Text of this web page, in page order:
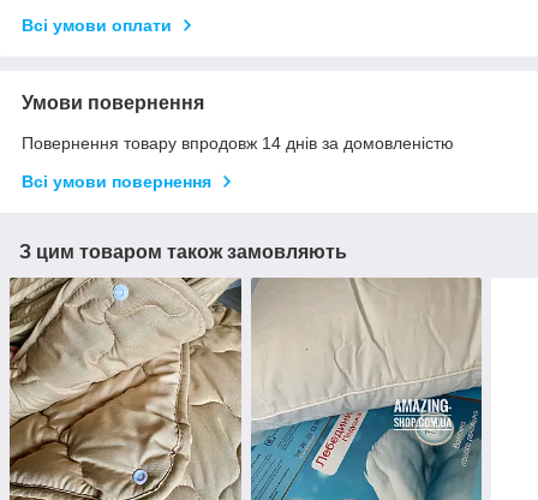
Всі умови оплати
Умови повернення
Повернення товару впродовж 14 днів за домовленістю
Всі умови повернення
З цим товаром також замовляють